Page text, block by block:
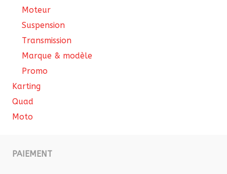
Moteur
Suspension
Transmission
Marque & modèle
Promo
Karting
Quad
Moto
PAIEMENT